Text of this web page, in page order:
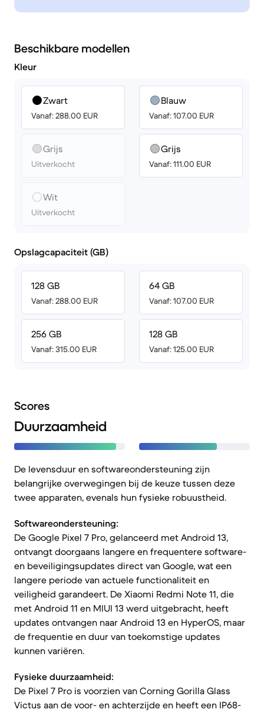
Beschikbare modellen
Kleur
Zwart
Vanaf: 288.00 EUR
Grijs
Uitverkocht
Wit
Uitverkocht
Blauw
Vanaf: 107.00 EUR
Grijs
Vanaf: 111.00 EUR
Opslagcapaciteit (GB)
128 GB
Vanaf: 288.00 EUR
256 GB
Vanaf: 315.00 EUR
64 GB
Vanaf: 107.00 EUR
128 GB
Vanaf: 125.00 EUR
Scores
Duurzaamheid
De levensduur en softwareondersteuning zijn
belangrijke overwegingen bij de keuze tussen deze
twee apparaten, evenals hun fysieke robuustheid.
Softwareondersteuning:
De Google Pixel 7 Pro, gelanceerd met Android 13,
ontvangt doorgaans langere en frequentere software-
en beveiligingsupdates direct van Google, wat een
langere periode van actuele functionaliteit en
veiligheid garandeert. De Xiaomi Redmi Note 11, die
met Android 11 en MIUI 13 werd uitgebracht, heeft
updates ontvangen naar Android 13 en HyperOS, maar
de frequentie en duur van toekomstige updates
kunnen variëren.
Fysieke duurzaamheid:
De Pixel 7 Pro is voorzien van Corning Gorilla Glass
Victus aan de voor- en achterzijde en heeft een IP68-